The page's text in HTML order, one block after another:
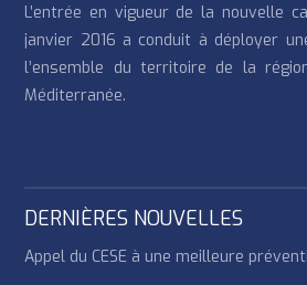
L’entrée en vigueur de la nouvelle
janvier 2016 a conduit à déployer
l’ensemble du territoire de la
Méditerranée.
DERNIÈRES NOUVELLES
Appel du CESE à une meilleure